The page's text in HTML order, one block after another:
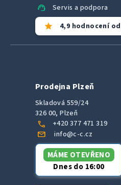
support_agent Servis a podpora
star 4,9 hodnocení
Prodejna Plzeň
Skladová 559/24
326 00, Plzeň
call +420 377 471 319
mail info@c-c.cz
MÁME OTEVŘENO
Dnes do 16:00